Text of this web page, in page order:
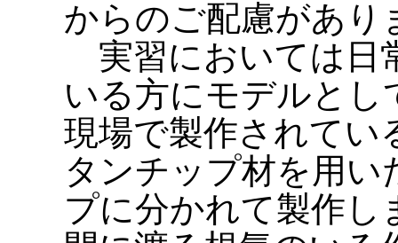
からのご配慮があり
実習においては日
いる方にモデルとし
現場で製作されてい
タンチップ材を用い
プに分かれて製作し